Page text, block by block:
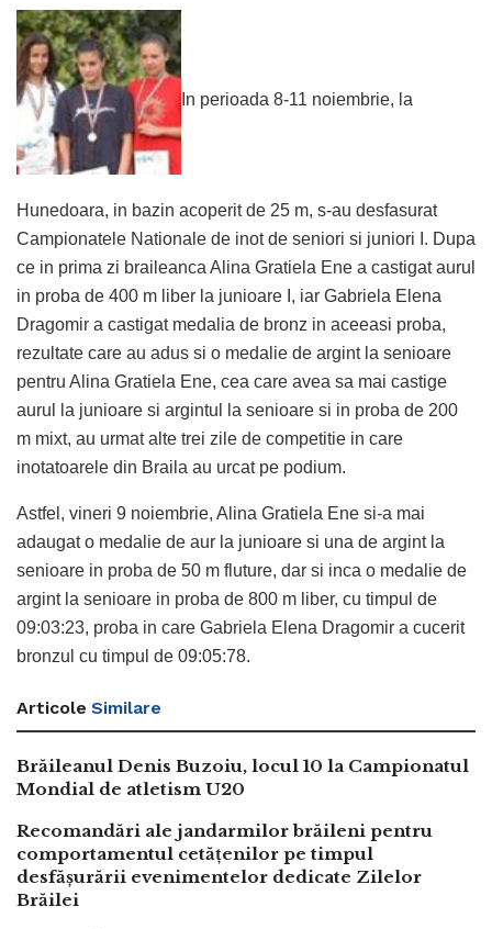
In perioada 8-11 noiembrie, la
Hunedoara, in bazin acoperit de 25 m, s-au desfasurat
Campionatele Nationale de inot de seniori si juniori I. Dupa
ce in prima zi braileanca Alina Gratiela Ene a castigat aurul
in proba de 400 m liber la junioare I, iar Gabriela Elena
Dragomir a castigat medalia de bronz in aceeasi proba,
rezultate care au adus si o medalie de argint la senioare
pentru Alina Gratiela Ene, cea care avea sa mai castige
aurul la junioare si argintul la senioare si in proba de 200
m mixt, au urmat alte trei zile de competitie in care
inotatoarele din Braila au urcat pe podium.
Astfel, vineri 9 noiembrie, Alina Gratiela Ene si-a mai
adaugat o medalie de aur la junioare si una de argint la
senioare in proba de 50 m fluture, dar si inca o medalie de
argint la senioare in proba de 800 m liber, cu timpul de
09:03:23, proba in care Gabriela Elena Dragomir a cucerit
bronzul cu timpul de 09:05:78.
Articole Similare
Brăileanul Denis Buzoiu, locul 10 la Campionatul
Mondial de atletism U20
Recomandări ale jandarmilor brăileni pentru
comportamentul cetățenilor pe timpul
desfășurării evenimentelor dedicate Zilelor
Brăilei